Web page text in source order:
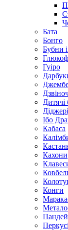
Бата
Бонго
Бубни
Гуіро
Дитячі
Ібо
Кабаса
Кахони
Конги